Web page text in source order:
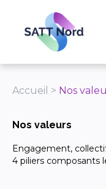
Accueil > Nos
Nos valeurs
Engagement,
4 piliers composants